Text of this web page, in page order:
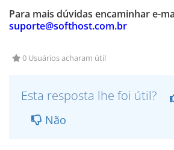
Para mais dúvidas encaminhar e-
suporte@softhost.com.br
0 Usuários acharam útil
Esta resposta lhe foi útil?
Não